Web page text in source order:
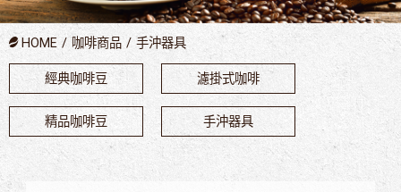
HOME 咖啡商品 手沖器具
經典咖啡豆 濾掛式咖啡
精品咖啡豆 手沖器具